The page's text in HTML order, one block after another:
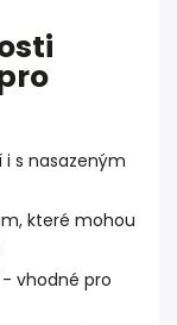
s nasazeným
které mohou
vhodné pro